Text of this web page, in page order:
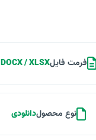
فرمت فایلDOCX / XLSX
نوع محصولدانلودی